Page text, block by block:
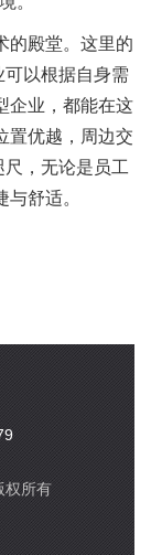
的殿堂。这里的
可以根据自身需
企业，都能在这
置优越，周边交
，无论是员工
舒适。
权所有